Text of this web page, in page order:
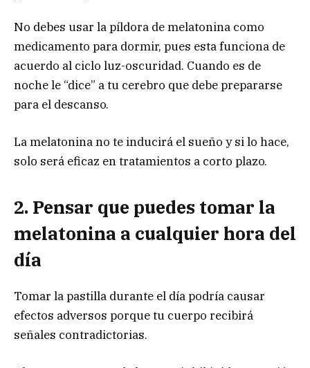
No debes usar la píldora de melatonina como
medicamento para dormir, pues esta funciona de
acuerdo al ciclo luz-oscuridad. Cuando es de
noche le “dice” a tu cerebro que debe prepararse
para el descanso.
La melatonina no te inducirá el sueño y si lo hace,
solo será eficaz en tratamientos a corto plazo.
2. Pensar que puedes tomar la
melatonina a cualquier hora del
día
Tomar la pastilla durante el día podría causar
efectos adversos porque tu cuerpo recibirá
señales contradictorias.